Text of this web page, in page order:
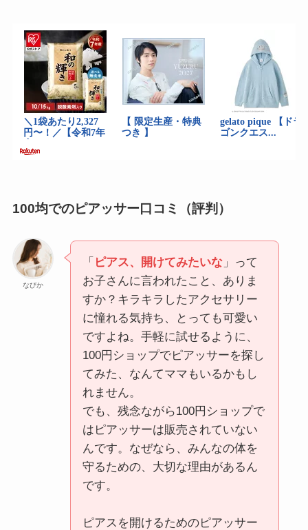
100均でのピアッサー口コミ（評判）
なびか
「 ピアス、開けてみたいな」って
お子さんに言われたこと、ありま
すか？キラキラしたアクセサリー
に憧れる気持ち、とっても可愛い
ですよね。手軽に試せるように、
100円ショップでピアッサーを探し
てみた、なんてママもいるかもし
れません。
でも、残念ながら100円ショップで
はピアッサーは販売されていない
んです。なぜなら、みんなの体を
守るための、大切な理由があるん
です。
ピアスを開けるためのピアッサー